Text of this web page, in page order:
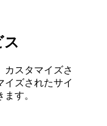
カスタマイズさ
イズされたサイ
す。